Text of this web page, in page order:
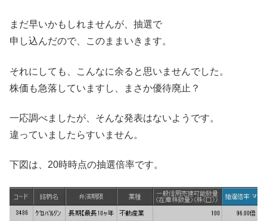
まだ早いかもしれませんが、抽選で
申し込んだので、このままいきます。
それにしても、こんなに余ると思いませんでした。
株価も急落していますし、まさか優待廃止？
一応調べましたが、そんな発表はないようです。
違っていましたらすいません。
下図は、20時時点の抽選倍率です。